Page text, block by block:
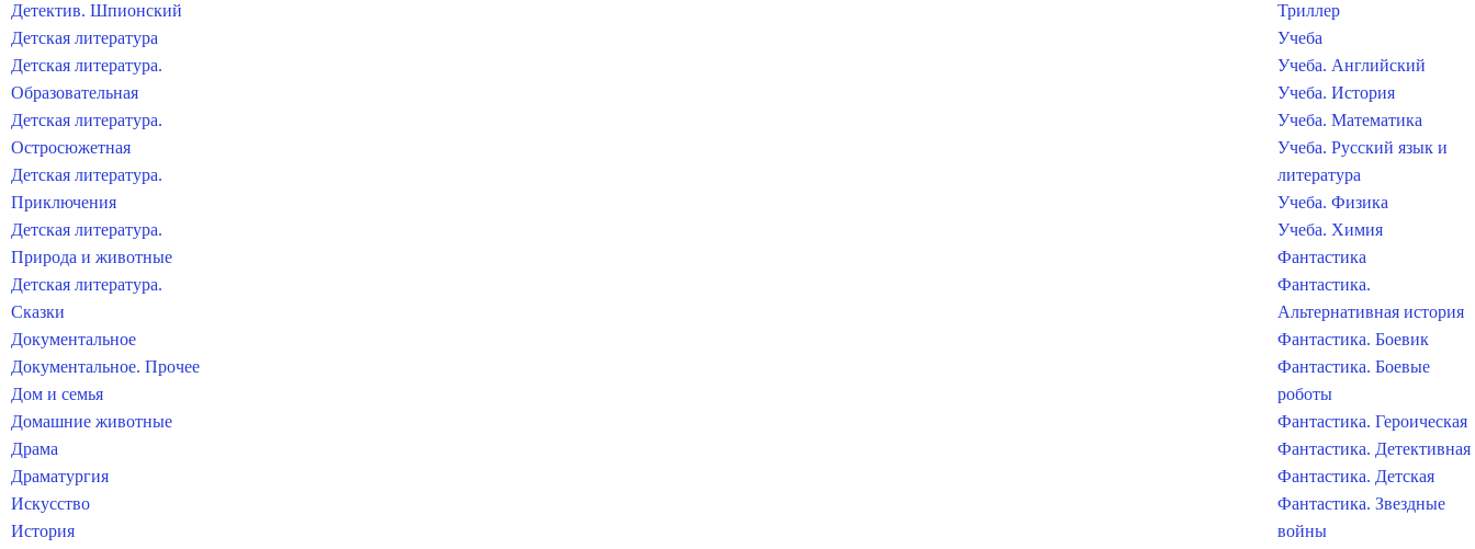
Детектив. Шпионский
Детская литература
Детская литература.
Образовательная
Детская литература.
Остросюжетная
Детская литература.
Приключения
Детская литература.
Природа и животные
Детская литература.
Сказки
Документальное
Документальное. Прочее
Дом и семья
Домашние животные
Драма
Драматургия
Искусство
История
Триллер
Учеба
Учеба. Английский
Учеба. История
Учеба. Математика
Учеба. Русский язык и
литература
Учеба. Физика
Учеба. Химия
Фантастика
Фантастика.
Альтернативная история
Фантастика. Боевик
Фантастика. Боевые
роботы
Фантастика. Героическая
Фантастика. Детективная
Фантастика. Детская
Фантастика. Звездные
войны